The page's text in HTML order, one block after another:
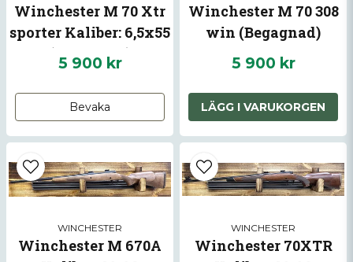
Winchester M 70 Xtr
sporter Kaliber: 6,5x55
(Begagnad)
5 900 kr
Bevaka
Winchester M 70 308
win (Begagnad)
5 900 kr
LÄGG I VARUKORGEN
WINCHESTER
Winchester M 670A
WINCHESTER
Winchester 70XTR